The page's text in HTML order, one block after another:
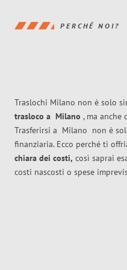
PERCHÉ NOI?
Traslochi Milano non è solo
trasloco a Milano , ma anche
Trasferirsi a Milano non è
finanziaria. Ecco perché ti
chiara dei costi, così saprai
costi nascosti o spese